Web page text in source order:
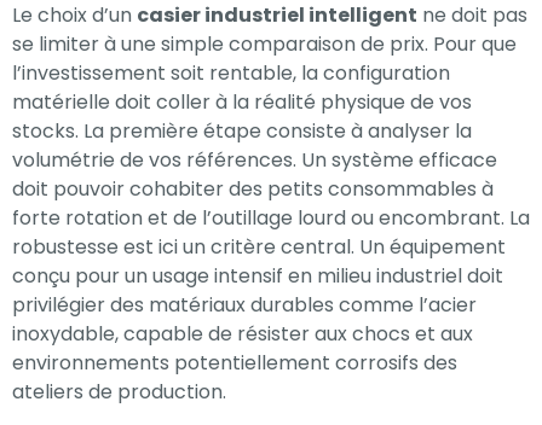
Le choix d’un casier industriel intelligent ne doit pas
se limiter à une simple comparaison de prix. Pour que
l’investissement soit rentable, la configuration
matérielle doit coller à la réalité physique de vos
stocks. La première étape consiste à analyser la
volumétrie de vos références. Un système efficace
doit pouvoir cohabiter des petits consommables à
forte rotation et de l’outillage lourd ou encombrant. La
robustesse est ici un critère central. Un équipement
conçu pour un usage intensif en milieu industriel doit
privilégier des matériaux durables comme l’acier
inoxydable, capable de résister aux chocs et aux
environnements potentiellement corrosifs des
ateliers de production.